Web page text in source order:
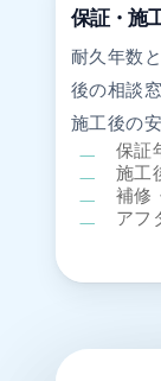
保証・施
耐久年数
後の相談
施工後の
保証
施工
補修
アフ